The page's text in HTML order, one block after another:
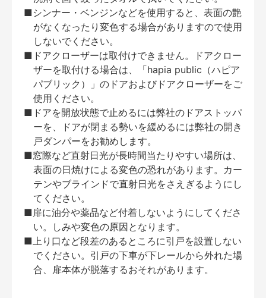
■シンナー・ベンジンなどを使用すると、表面の艶
がなくなったり変色する場合がありますので使用
しないでください。
■ドアクローザーは取付けできません。ドアクロー
ザーを取付ける場合は、「hapia public（ハピア
パブリック）」のドアおよびドアクローザーをご
使用ください。
■ドアを開放状態で止めるには弊社のドアストッパ
ーを、ドアが閉まる勢いを緩めるには弊社の開き
戸ダンパーをお勧めします。
■窓際など直射日光が長時間当たりやすい場所は、
表面の日焼けによる変色の恐れがあります。カー
テンやブラインドで直射日光をさえぎるようにし
てください。
■扉に油分や薬品など付着しないようにしてくださ
い。しみや変色の原因となります。
■上り口など段差のあるところに引戸を設置しない
でください。引戸の下車が下レールから外れた場
合、扉本体が脱落するおそれがあります。